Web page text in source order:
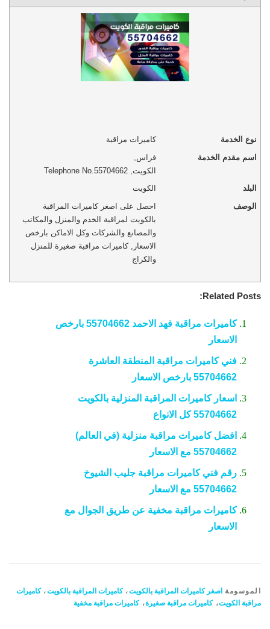
نوع الخدمة
كاميرات مراقبة
اسم مقدم الخدمة
فراس
الكويت,
البلد
الكويت
الوصف
احصل على اصغر كاميرات المراقبة
بالكويت لمراقبة الخدم والمنزل والمكاتب
والمصانع والشركات وكل الاماكن بارخص
الاسعار, كاميرات مراقبة صغيرة للمنزل
والكراج
Related Posts:
كاميرات مراقبة فهد الاحمد 55704662 بارخص
الاسعار
فني كاميرات مراقبة المنطقة العاشرة
55704662 بارخص الاسعار
اسعار كاميرات المراقبة المنزلية بالكويت
55704662 كل الانواع
افضل كاميرات مراقبة منزلية (في العالم)
55704662 مع الاسعار
رقم فني كاميرات مراقبة جليب الشيوخ
55704662 مع الاسعار
كاميرات مراقبة مخفية عن طريق الجوال مع
الاسعار
الموسومةاصغر كاميرات المراقبة بالكويت،كاميرات المراقبة بالكويت،كاميرات
مراقبة الكويت،كاميرات مراقبة صغيرة،كاميرات مراقبة مخفية